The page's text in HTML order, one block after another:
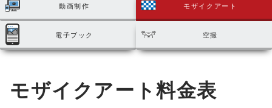
動画制作 モザイクアート
電子ブック 空撮
モザイクアート料金表